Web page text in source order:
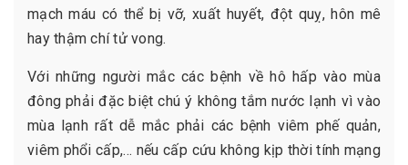
mạch máu có thể bị vỡ, xuất huyết, đột quỵ, hôn mê
hay thậm chí tử vong.
Với những người mắc các bệnh về hô hấp vào mùa
đông phải đặc biệt chú ý không tắm nước lạnh vì vào
mùa lạnh rất dễ mắc phải các bệnh viêm phế quản,
viêm phổi cấp,… nếu cấp cứu không kịp thời tính mạng